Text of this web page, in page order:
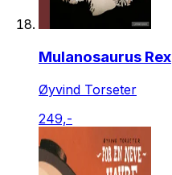
Mulanosaurus Rex
Øyvind Torseter
249,-